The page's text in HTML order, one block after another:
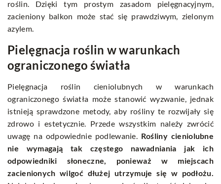
roślin. Dzięki tym prostym zasadom pielęgnacyjnym,
zacieniony balkon może stać się prawdziwym, zielonym
azylem.
Pielęgnacja roślin w warunkach
ograniczonego światła
Pielęgnacja roślin cieniolubnych w warunkach
ograniczonego światła może stanowić wyzwanie, jednak
istnieją sprawdzone metody, aby rośliny te rozwijały się
zdrowo i estetycznie. Przede wszystkim należy zwrócić
uwagę na odpowiednie podlewanie. Rośliny cieniolubne
nie wymagają tak częstego nawadniania jak ich
odpowiedniki słoneczne, ponieważ w miejscach
zacienionych wilgoć dłużej utrzymuje się w podłożu.